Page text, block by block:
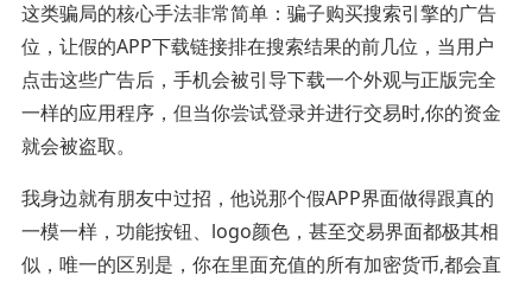
这类骗局的核心手法非常简单：骗子购买搜索引擎的广告
位，让假的APP下载链接排在搜索结果的前几位，当用户
点击这些广告后，手机会被引导下载一个外观与正版完全
一样的应用程序，但当你尝试登录并进行交易时,你的资金
就会被盗取。
我身边就有朋友中过招，他说那个假APP界面做得跟真的
一模一样，功能按钮、logo颜色，甚至交易界面都极其相
似，唯一的区别是，你在里面充值的所有加密货币,都会直